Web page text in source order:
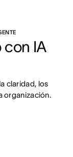
con IA
claridad, los
organización.